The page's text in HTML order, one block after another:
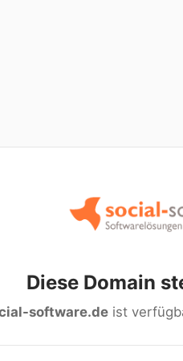
Diese Domain
software.deist